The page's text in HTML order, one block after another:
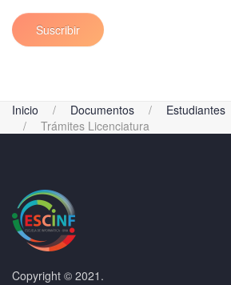
Suscribir
Inicio Documentos Estudiantes
Trámites Licenciatura
Copyright © 2021.